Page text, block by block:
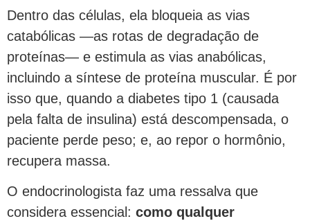
Dentro das células, ela bloqueia as vias
catabólicas —as rotas de degradação de
proteínas— e estimula as vias anabólicas,
incluindo a síntese de proteína muscular. É por
isso que, quando a diabetes tipo 1 (causada
pela falta de insulina) está descompensada, o
paciente perde peso; e, ao repor o hormônio,
recupera massa.
O endocrinologista faz uma ressalva que
considera essencial: como qualquer